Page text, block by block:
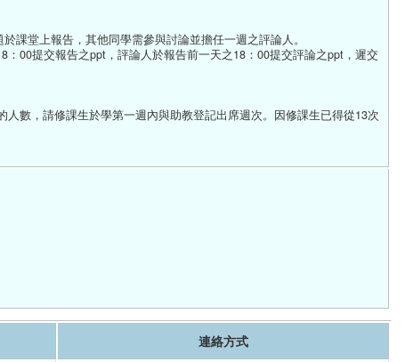
課堂上報告，其他同學需參與討論並擔任一週之評論人。
00提交報告之ppt，評論人於報告前一天之18：00提交評論之ppt，遲交
數，請修課生於學第一週內與助教登記出席週次。因修課生已得從13次
連絡方式